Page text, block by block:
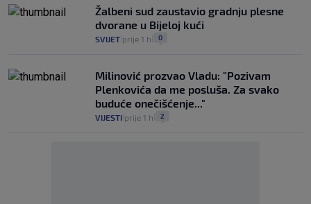
Žalbeni sud zaustavio gradnju plesne
dvorane u Bijeloj kući
SVIJET prije 1 h 0
Milinović prozvao Vladu: "Pozivam
Plenkovića da me posluša. Za svako
buduće onečišćenje..."
VIJESTI prije 1 h 2